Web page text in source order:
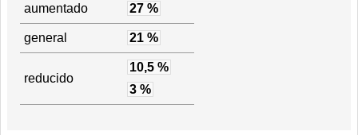
aumentado 27 %
general 21 %
reducido
10,5 %
3 %